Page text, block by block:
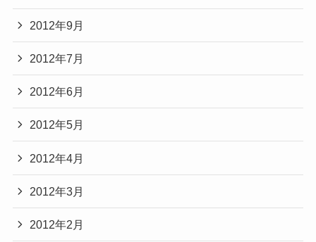
2012年9月
2012年7月
2012年6月
2012年5月
2012年4月
2012年3月
2012年2月